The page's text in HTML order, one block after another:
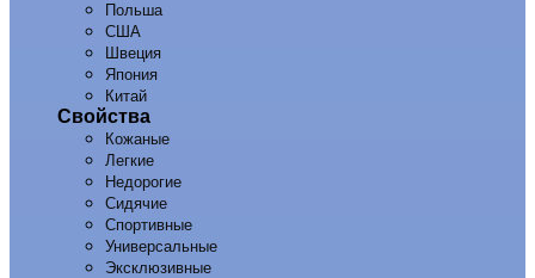
Польша
США
Швеция
Япония
Китай
Свойства
Кожаные
Легкие
Недорогие
Сидячие
Спортивные
Универсальные
Эксклюзивные